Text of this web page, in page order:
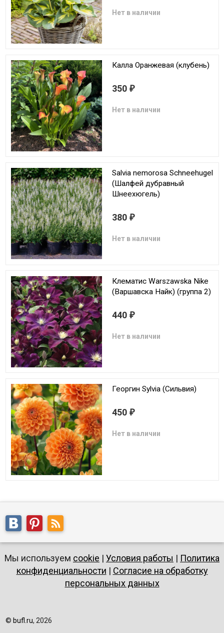
Нет в наличии
Калла Оранжевая (клубень)
350 ₽
Нет в наличии
Salvia nemorosa Schneehugel
(Шалфей дубравный
Шнеехюгель)
380 ₽
Нет в наличии
Клематис Warszawska Nike
(Варшавска Найк) (группа 2)
440 ₽
Нет в наличии
Георгин Sylvia (Сильвия)
450 ₽
Нет в наличии
Мы используем cookie | Условия работы | Политика
конфиденциальности | Согласие на обработку
персональных данных
© bufl.ru, 2026